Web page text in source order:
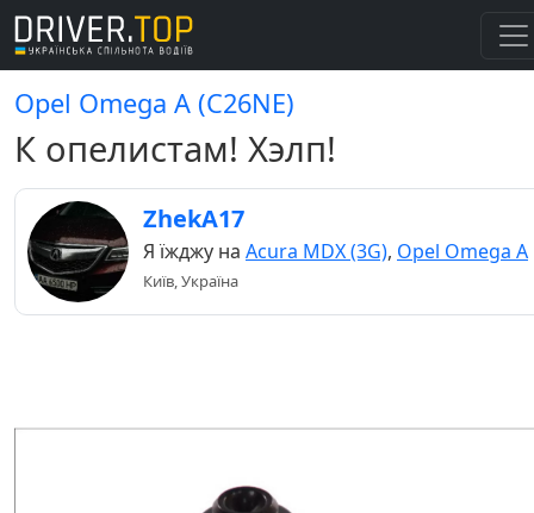
Opel Omega A (C26NE)
К опелистам! Хэлп!
ZhekA17
Я їжджу на Acura MDX (3G), Opel Omega A
Київ, Україна